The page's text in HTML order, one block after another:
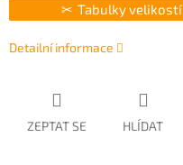
Tabulky velikostí
Detailní informace
ZEPTAT SE HLÍDAT